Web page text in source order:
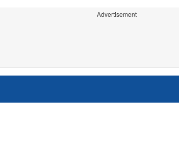
Advertisement